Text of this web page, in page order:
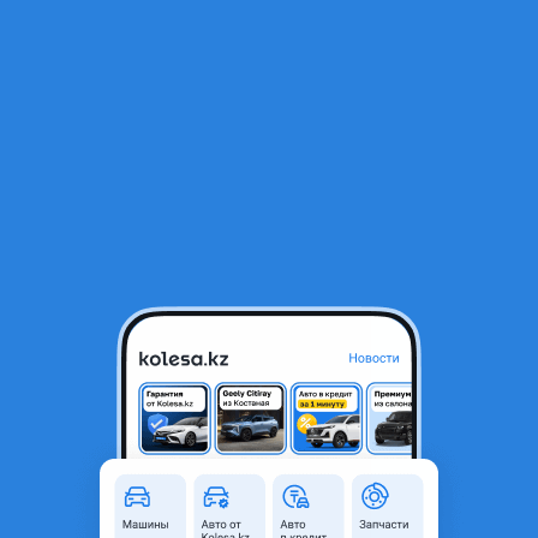
Алматы, Алматинская